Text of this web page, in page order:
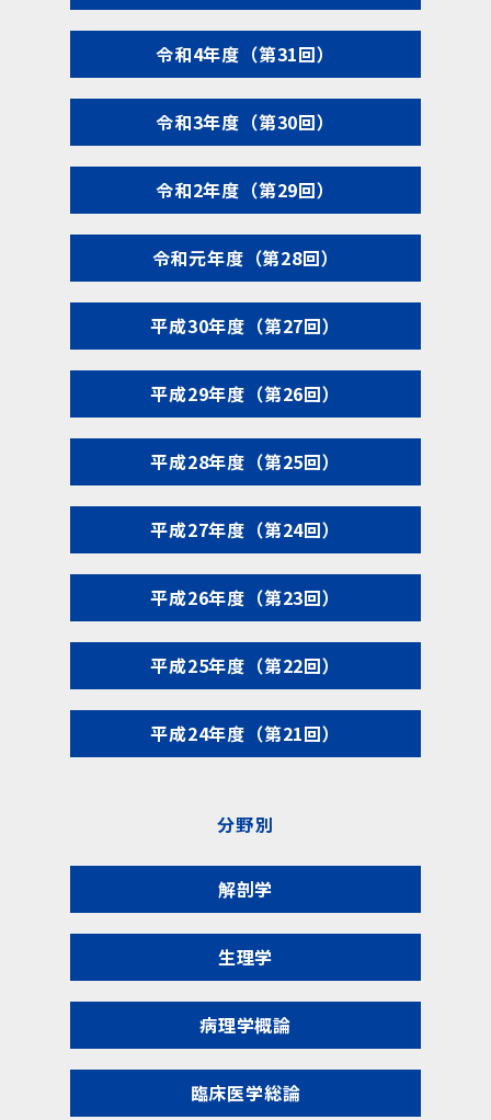
令和4年度（第31回）
令和3年度（第30回）
令和2年度（第29回）
令和元年度（第28回）
平成30年度（第27回）
平成29年度（第26回）
平成28年度（第25回）
平成27年度（第24回）
平成26年度（第23回）
平成25年度（第22回）
平成24年度（第21回）
分野別
解剖学
生理学
病理学概論
臨床医学総論